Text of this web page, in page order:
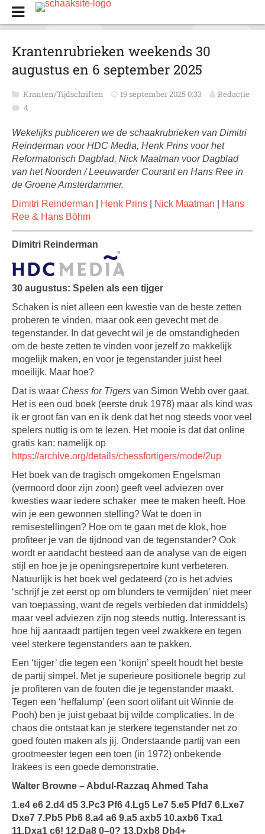
Krantenrubrieken weekends 30
augustus en 6 september 2025
Kranten/Tijdschriften 19 september 2025 0:33
Redactie
4
Wekelijks publiceren we de schaakrubrieken van Dimitri
Reinderman voor HDC Media, Henk Prins voor het
Reformatorisch Dagblad, Nick Maatman voor Dagblad
van het Noorden / Leeuwarder Courant en Hans Ree in
de Groene Amsterdammer.
Dimitri Reinderman
Henk Prins Nick Maatman
Hans
Ree & Hans Böhm
Dimitri Reinderman
30 augustus: Spelen als een tijger
Schaken is niet alleen een kwestie van de beste zetten
proberen te vinden, maar ook een gevecht met de
tegenstander. In dat gevecht wil je de omstandigheden
om de beste zetten te vinden voor jezelf zo makkelijk
mogelijk maken, en voor je tegenstander juist heel
moeilijk. Maar hoe?
Dat is waar Chess for Tigers van Simon Webb over gaat.
Het is een oud boek (eerste druk 1978) maar als kind was
ik er groot fan van en ik denk dat het nog steeds voor veel
spelers nuttig is om te lezen. Het mooie is dat dat online
gratis kan: namelijk op
https://archive.org/details/chessfortigers/mode/2up
Het boek van de tragisch omgekomen Engelsman
(vermoord door zijn zoon) geeft veel adviezen over
kwesties waar iedere schaker mee te maken heeft. Hoe
win je een gewonnen stelling? Wat te doen in
remisestellingen? Hoe om te gaan met de klok, hoe
profiteer je van de tijdnood van de tegenstander? Ook
wordt er aandacht besteed aan de analyse van de eigen
stijl en hoe je je openingsrepertoire kunt verbeteren.
Natuurlijk is het boek wel gedateerd (zo is het advies
‘schrijf je zet eerst op om blunders te vermijden’ niet meer
van toepassing, want de regels verbieden dat inmiddels)
maar veel adviezen zijn nog steeds nuttig. Interessant is
hoe hij aanraadt partijen tegen veel zwakkere en tegen
veel sterkere tegenstanders aan te pakken.
Een ‘tijger’ die tegen een ‘konijn’ speelt houdt het beste
de partij simpel. Met je superieure positionele begrip zul
je profiteren van de fouten die je tegenstander maakt.
Tegen een ‘heffalump’ (een soort olifant uit Winnie de
Pooh) ben je juist gebaat bij wilde complicaties. In de
chaos die ontstaat kan je sterkere tegenstander net zo
goed fouten maken als jij. Onderstaande partij van een
grootmeester tegen een toen (in 1972) onbekende
Irakees is een goede demonstratie.
Walter Browne – Abdul-Razzaq Ahmed Taha
1.e4 e6 2.d4 d5 3.Pc3 Pf6 4.Lg5 Le7 5.e5 Pfd7 6.Lxe7
Dxe7 7.Pb5 Pb6 8.a4 a6 9.a5 axb5 10.axb6 Txa1
11.Dxa1 c6! 12.Da8 0–0? 13.Dxb8 Db4+